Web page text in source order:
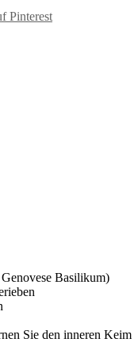
Pinterest
Basilikum)
Sie den inneren Keim